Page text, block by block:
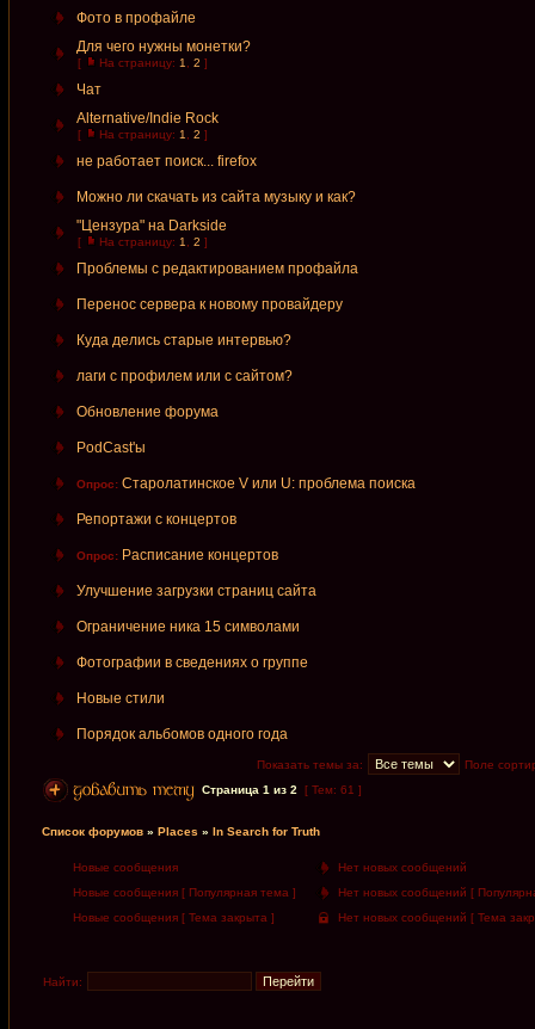
Фото в профайле
Для чего нужны монетки?
[ На страницу: 1 2 ]
Чат
Alternative/Indie Rock
[ На страницу: 1 2 ]
не работает поиск... firefox
Можно ли скачать из сайта музыку и как?
"Цензура" на Darkside
[ На страницу: 1 2 ]
Проблемы с редактированием профайла
Перенос сервера к новому провайдеру
Куда делись старые интервью?
лаги с профилем или с сайтом?
Обновление форума
PodCast'ы
Опрос: Старолатинское V или U: проблема поиска
Репортажи с концертов
Опрос: Расписание концертов
Улучшение загрузки страниц сайта
Ограничение ника 15 символами
Фотографии в сведениях о группе
Новые стили
Порядок альбомов одного года
Показать темы за:
Поле
Страница 1 из 2 [ Тем: 61 ]
Список форумов » Places » In Search for Truth
Новые сообщения
Нет новых сообщений
Новые сообщения [ Популярная тема ]
Нет новых сообщений [
Новые сообщения [ Тема закрыта ]
Нет новых сообщений [ Тема
Найти: